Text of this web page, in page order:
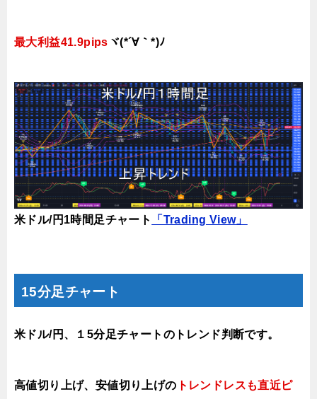
最大利益41.9pips ヾ(*´∀｀*)ﾉ
米ドル/円1時間足チャート 「Trading View」
15分足チャート
米ドル/円、１5分足チャートのトレンド判断です。
高値切り上げ、安値切り上げの トレンドレスも直近ピ